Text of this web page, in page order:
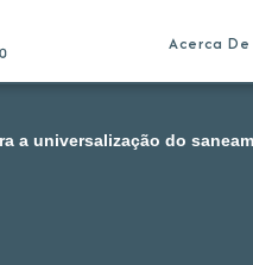
Acerca De
a universalização do